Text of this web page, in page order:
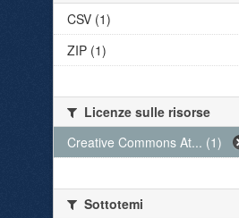
CSV (1)
ZIP (1)
Licenze sulle risorse
Creative Commons At... (1)
Sottotemi